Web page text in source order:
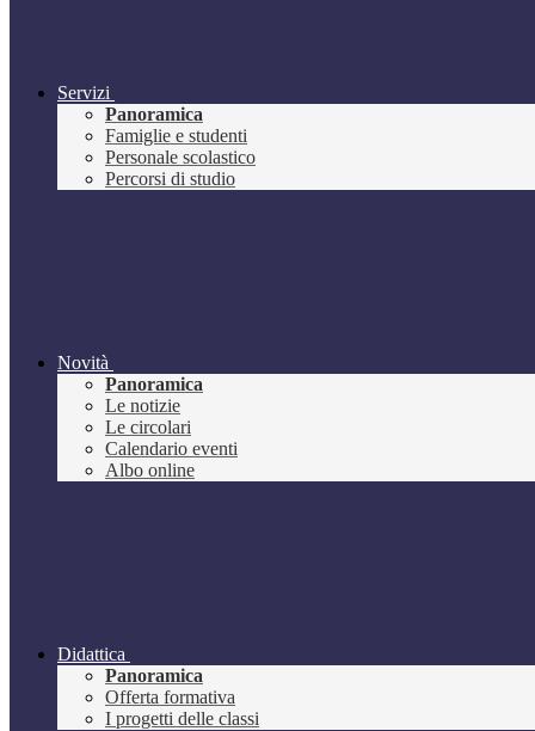
Servizi
Panoramica
Famiglie e studenti
Personale scolastico
Percorsi di studio
Novità
Panoramica
Le notizie
Le circolari
Calendario eventi
Albo online
Didattica
Panoramica
Offerta formativa
I progetti delle classi